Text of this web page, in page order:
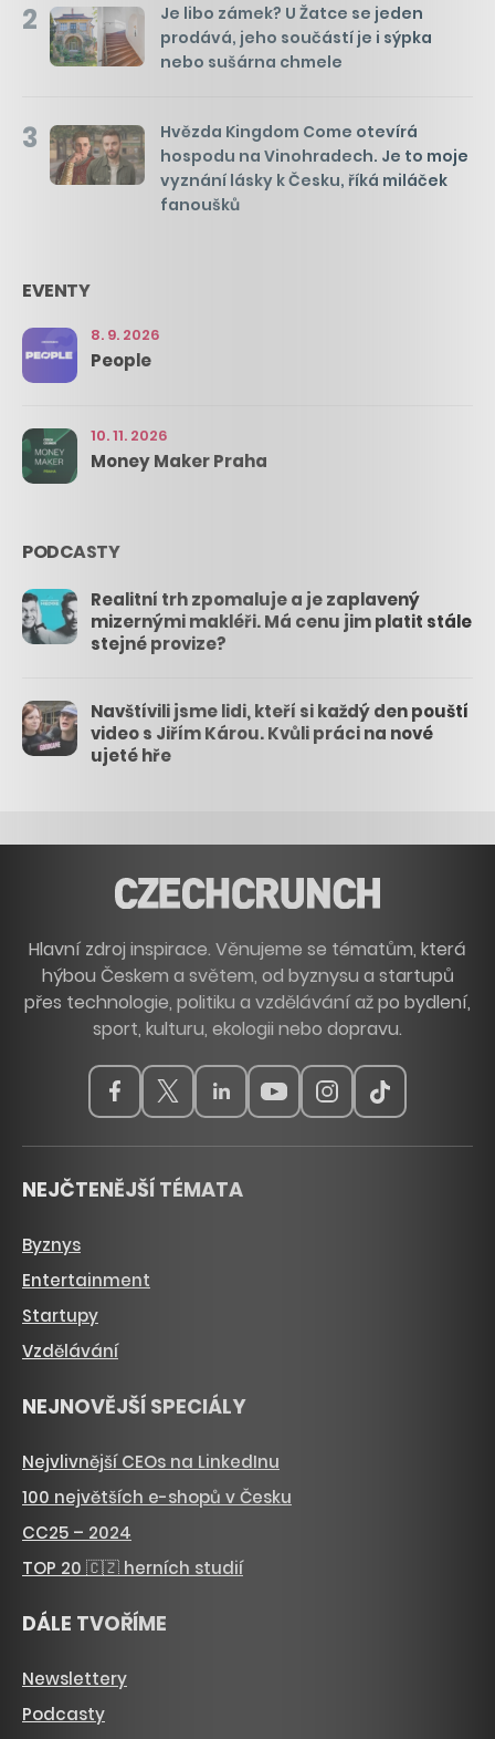
2
Je libo zámek? U Žatce se jeden
prodává, jeho součástí je i sýpka
nebo sušárna chmele
3
Hvězda Kingdom Come otevírá
hospodu na Vinohradech. Je to moje
vyznání lásky k Česku, říká miláček
fanoušků
EVENTY
8. 9. 2026
People
10. 11. 2026
Money Maker Praha
PODCASTY
Realitní trh zpomaluje a je zaplavený
mizernými makléři. Má cenu jim platit stále
stejné provize?
Navštívili jsme lidi, kteří si každý den pouští
video s Jiřím Károu. Kvůli práci na nové
ujeté hře
Hlavní zdroj inspirace. Věnujeme se tématům, která
hýbou Českem a světem, od byznysu a startupů
přes technologie, politiku a vzdělávání až po bydlení,
sport, kulturu, ekologii nebo dopravu.
NEJČTENĚJŠÍ TÉMATA
Byznys
Entertainment
Startupy
Vzdělávání
NEJNOVĚJŠÍ SPECIÁLY
Nejvlivnější CEOs na LinkedInu
100 největších e-shopů v Česku
CC25 – 2024
TOP 20 🇨🇿 herních studií
DÁLE TVOŘÍME
Newslettery
Podcasty